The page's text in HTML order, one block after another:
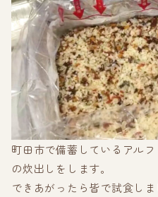
町田市で備蓄しているアル
の炊出しをします。
できあがったら皆で試食しま